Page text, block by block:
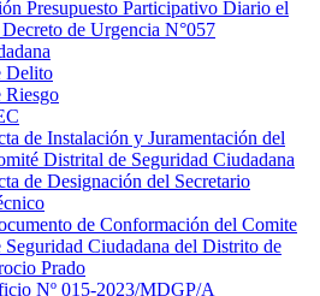
Presupuesto Participativo Diario el
de Urgencia N°057
Delito
Riesgo
de Instalación y Juramentación del
Distrital de Seguridad Ciudadana
de Designación del Secretario
de Conformación del Comite
Seguridad Ciudadana del Distrito de
Prado
Nº 015-2023/MDGP/A